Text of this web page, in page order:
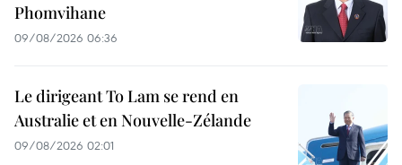
Phomvihane
09/08/2026 06:36
Le dirigeant To Lam se rend en
Australie et en Nouvelle-Zélande
09/08/2026 02:01